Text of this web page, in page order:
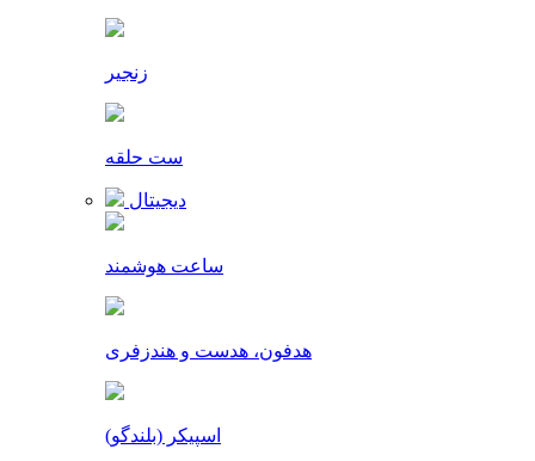
زنجیر
ست حلقه
دیجیتال
ساعت هوشمند
هدفون، هدست و هندزفری
اسپیکر (بلندگو)